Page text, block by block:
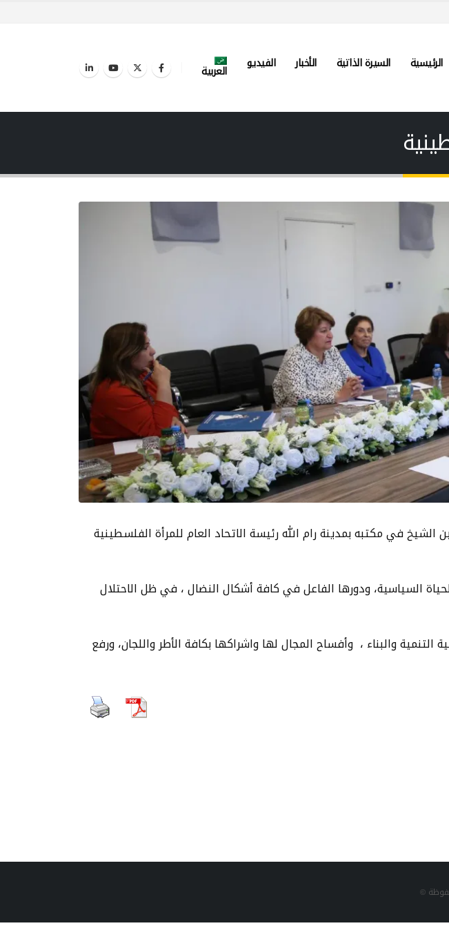
الرئيسية السيرة الذاتية الأخبار الفيديو العربية
في مكتبه بمدينة رام الله رئيسة الاتحاد العام للمرأة الفلسطينية
السياسية، ودورها الفاعل في كافة أشكال النضال ، في ظل الاحتلال
والبناء ، وأفساح المجال لها واشراكها بكافة الأطر واللجان، ورفع
©